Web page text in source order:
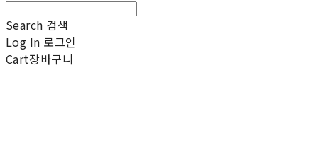
Search 검색
Log In 로그인
Cart장바구니